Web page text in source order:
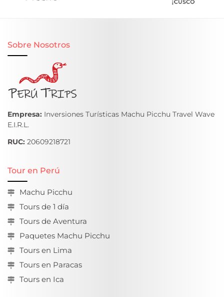
Sobre Nosotros
Empresa: Inversiones Turísticas Machu Picchu Travel Wave
E.I.R.L.
RUC: 20609218721
Tour en Perú
Machu Picchu
Tours de 1 día
Tours de Aventura
Paquetes Machu Picchu
Tours en Lima
Tours en Paracas
Tours en Ica